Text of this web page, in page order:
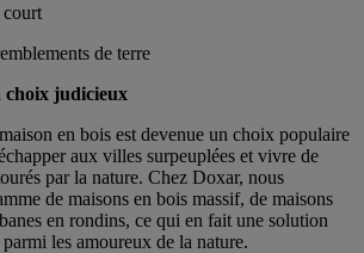
court
de terre
choix judicieux
en bois est devenue un choix populaire
aux villes surpeuplées et vivre de
par la nature. Chez Doxar, nous
de maisons en bois massif, de maisons
en rondins, ce qui en fait une solution
les amoureux de la nature.